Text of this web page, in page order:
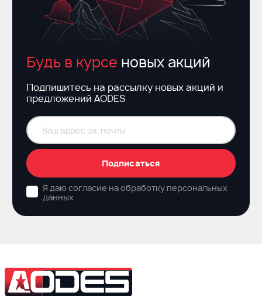
Будь в курсе новых акций
Подпишитесь на рассылку новых акций и
предложений AODES
Подписаться
Я даю согласие на обработку персональных
данных